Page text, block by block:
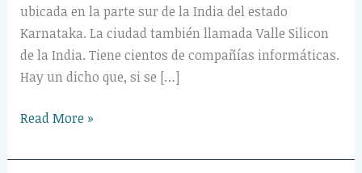
ubicada en la parte sur de la India del estado
Karnataka. La ciudad también llamada Valle Silicon
de la India. Tiene cientos de compañías informáticas.
Hay un dicho que, si se […]
Read More »